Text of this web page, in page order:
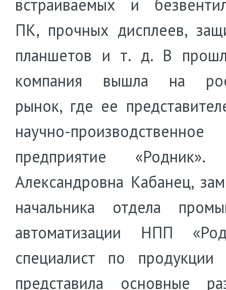
встраиваемых и
ПК, прочных дисплеев,
планшетов и т. д. В
компания вышла на
рынок, где ее
научно-производственное
предприятие «Родник».
Александровна Кабанец,
начальника отдела
автоматизации НПП
специалист по продукции
представила основные